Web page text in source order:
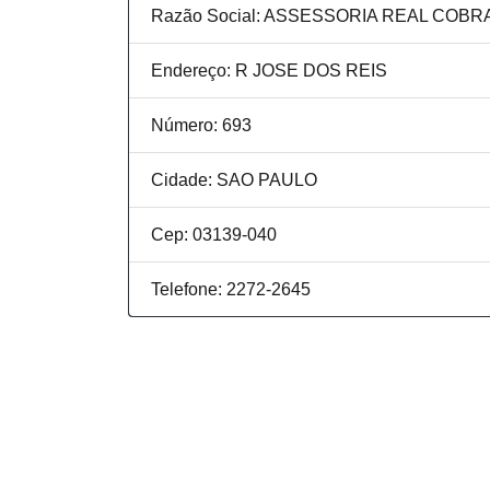
Razão Social: ASSESSORIA REAL
Endereço: R JOSE DOS REIS
Número: 693
Cidade: SAO PAULO
Cep: 03139-040
Telefone: 2272-2645